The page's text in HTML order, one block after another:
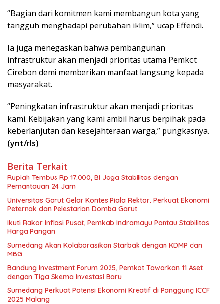
“Bagian dari komitmen kami membangun kota yang
tangguh menghadapi perubahan iklim,” ucap Effendi.
Ia juga menegaskan bahwa pembangunan
infrastruktur akan menjadi prioritas utama Pemkot
Cirebon demi memberikan manfaat langsung kepada
masyarakat.
“Peningkatan infrastruktur akan menjadi prioritas
kami. Kebijakan yang kami ambil harus berpihak pada
keberlanjutan dan kesejahteraan warga,” pungkasnya.
(ynt/rls)
Berita Terkait
Rupiah Tembus Rp 17.000, BI Jaga Stabilitas dengan
Pemantauan 24 Jam
Universitas Garut Gelar Kontes Piala Rektor, Perkuat Ekonomi
Peternak dan Pelestarian Domba Garut
Ikuti Rakor Inflasi Pusat, Pemkab Indramayu Pantau Stabilitas
Harga Pangan
Sumedang Akan Kolaborasikan Starbak dengan KDMP dan
MBG
Bandung Investment Forum 2025, Pemkot Tawarkan 11 Aset
dengan Tiga Skema Investasi Baru
Sumedang Perkuat Potensi Ekonomi Kreatif di Panggung ICCF
2025 Malang